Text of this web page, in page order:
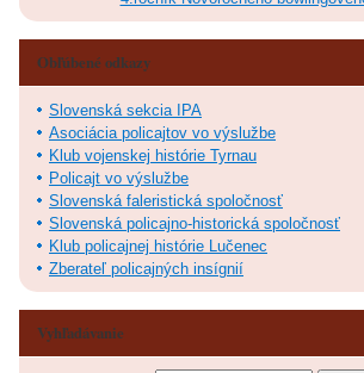
Obľúbené odkazy
Slovenská sekcia IPA
Asociácia policajtov vo výslužbe
Klub vojenskej histórie Tyrnau
Policajt vo výslužbe
Slovenská faleristická spoločnosť
Slovenská policajno-historická spoločnosť
Klub policajnej histórie Lučenec
Zberateľ policajných insígnií
Vyhľadávanie